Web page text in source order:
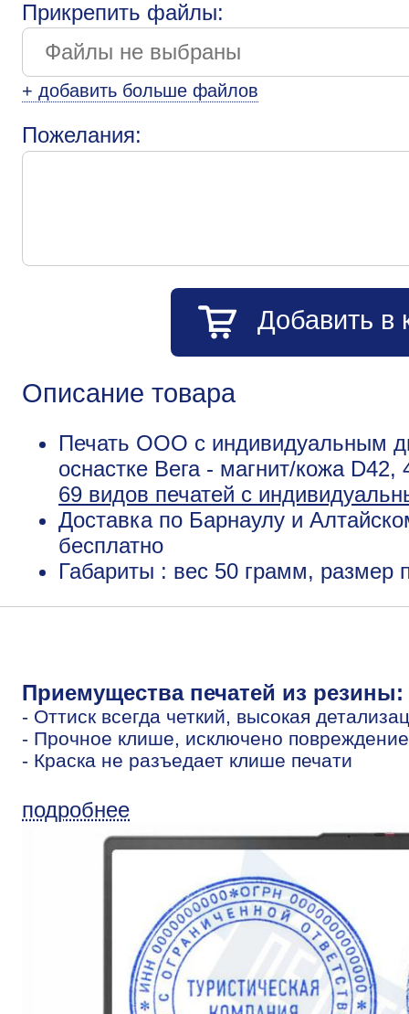
Прикрепить файлы:
+ добавить больше файлов
Пожелания:
Добавить в
Описание товара
Печать ООО с индивидуальным
оснастке Вега - магнит/кожа
69 видов печатей с
Доставка по Барнаулу и
бесплатно
Габариты : вес 50 грамм, размер
Приемущества печатей из резины:
- Оттиск всегда четкий, высокая
- Прочное клише, исключено
- Краска не разъедает клише печати
подробнее